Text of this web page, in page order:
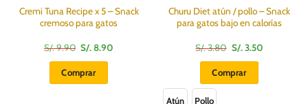
Cremi Tuna Recipe x 5 – Snack
cremoso para gatos
S/.9.90 El
precio
original
era:
S/.
S/.8.90
Comprar
Churu Diet atún / pollo – Snack
para gatos bajo en calorías
S/.3.80 El
precio
original
era:
S/.
S/.3.50El
Comprar
Atún Pollo